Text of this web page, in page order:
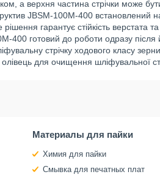
а верхня частина стрічки може
JBSM-100M-400
рішення гарантує стійкість верстата
400 готовий до роботи одразу після
стрічку ходового класу
для очищення шліфувальної
Материалы для пайки
Химия для пайки
Смывка для печатных плат